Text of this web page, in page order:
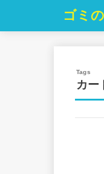
ゴミ
カー